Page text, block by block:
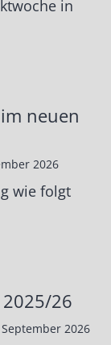
in
neuen
2026
wie folgt
26
2026